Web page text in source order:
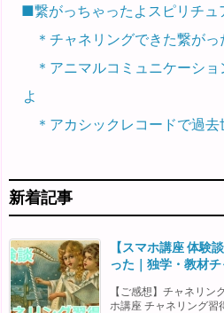
■繋がっちゃったよスピリチュ
＊チャネリングできた繋がっ
＊アニマルコミュニケーシ
よ
＊アカシックレコードで過
新着記事
【スマホ講座 体験
った｜独学・教材
【ご感想】チャネリ
ホ講座 チャネリング習